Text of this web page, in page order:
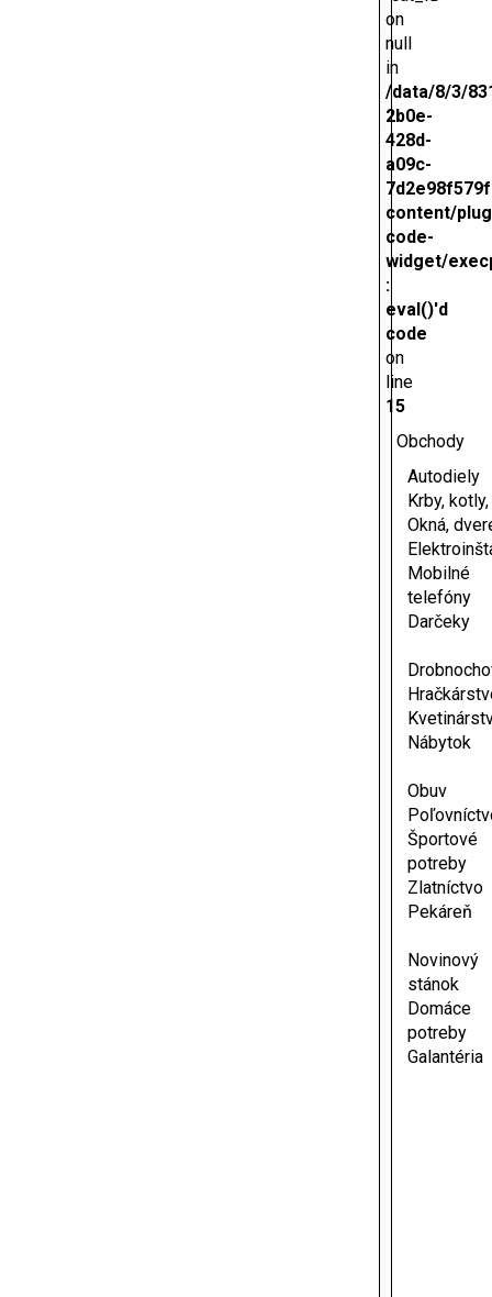
on
null
in
/data/8/3/
2b0e-
428d-
a09c-
content/
code-
widget/
:
eval()'d
code
on
line
15
Obchody
Autodiely
Krby,
Okná,
Mobilné
telefóny
Darčeky
Nábytok
Obuv
Športové
potreby
Zlatníctvo
Pekáreň
Novinový
stánok
Domáce
potreby
Galantéria